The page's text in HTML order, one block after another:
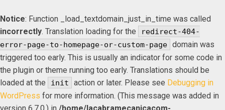
Notice: Function _load_textdomain_just_in_time was called
incorrectly. Translation loading for the
redirect-404-
error-page-to-homepage-or-custom-page domain was
triggered too early. This is usually an indicator for some code in
the plugin or theme running too early. Translations should be
loaded at the
init action or later. Please see Debugging in
WordPress for more information. (This message was added in